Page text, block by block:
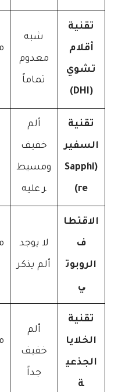
تقنية
أقلام
تشوي
(DHI)
شبه
معدوم
تماماً
تقنية
السفير
(Sapphi
re)
ألم
خفيف
ومسيط
ر عليه
الاقتطا
ف
الروبوت
ي
لا يوجد
ألم يذكر
تقنية
الخلايا
الجذعي
ة
ألم
خفيف
جداً